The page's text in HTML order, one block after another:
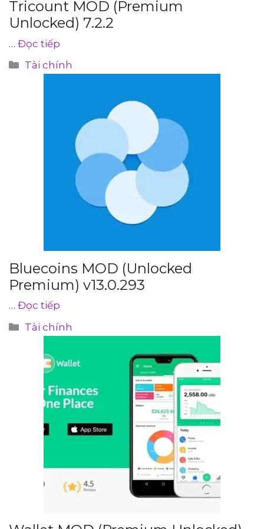
Tricount MOD (Premium
Unlocked) 7.2.2
… Đọc tiếp
Danh
mục
Tài chính
Bluecoins MOD (Unlocked
Premium) v13.0.293
… Đọc tiếp
Danh
mục
Tài chính